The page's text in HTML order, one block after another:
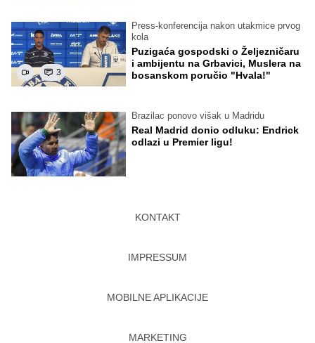
3
Press-konferencija nakon utakmice prvog
kola
Puzigaća gospodski o Željezničaru
i ambijentu na Grbavici, Muslera na
bosanskom poručio "Hvala!"
Brazilac ponovo višak u Madridu
Real Madrid donio odluku: Endrick
odlazi u Premier ligu!
KONTAKT
IMPRESSUM
MOBILNE APLIKACIJE
MARKETING